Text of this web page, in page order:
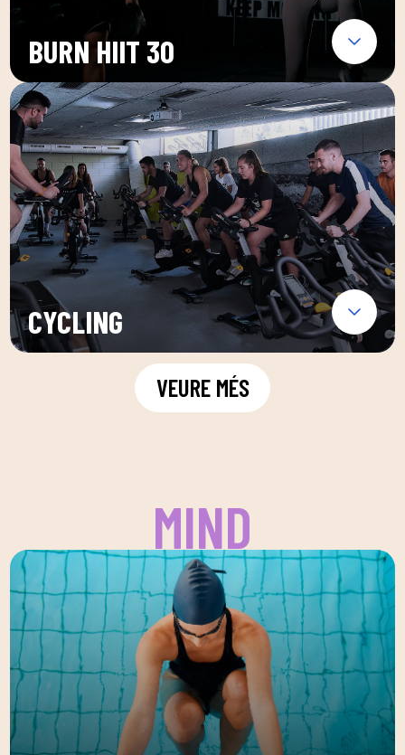
BURN HIIT 30
CYCLING
VEURE MÉS
MIND